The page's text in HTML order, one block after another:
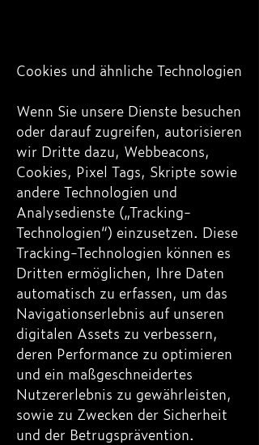
Cookies und ähnliche Technologien
Wenn Sie unsere Dienste besuchen
oder darauf zugreifen, autorisieren
wir Dritte dazu, Webbeacons,
Cookies, Pixel Tags, Skripte sowie
andere Technologien und
Analysedienste („Tracking-
Technologien“) einzusetzen. Diese
Tracking-Technologien können es
Dritten ermöglichen, Ihre Daten
automatisch zu erfassen, um das
Navigationserlebnis auf unseren
digitalen Assets zu verbessern,
deren Performance zu optimieren
und ein maßgeschneidertes
Nutzererlebnis zu gewährleisten,
sowie zu Zwecken der Sicherheit
und der Betrugsprävention.